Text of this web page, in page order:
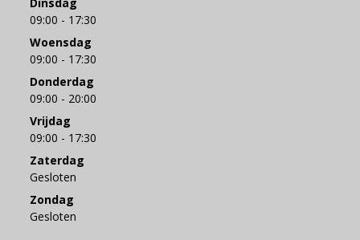
09:00 - 17:30
Woensdag
09:00 - 17:30
Donderdag
09:00 - 20:00
Vrijdag
09:00 - 17:30
Zaterdag
Gesloten
Zondag
Gesloten